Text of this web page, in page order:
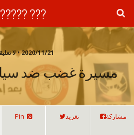
??? ?????
2020/11/21 • لا تعليقات
مسيرة غضب ضد
مشاركة تغريد Pin